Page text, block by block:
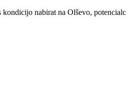
nabirat na Olševo,